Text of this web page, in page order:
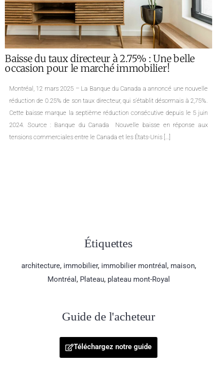
Analyse du marché immobilier montréalais
pour Janvier 2025 : Statistiques et Tendances
par Quartier
Notre équipe de courtiers immobiliers à Montréal vous présente les
dernières données statistiques de l’APCIQ et Centris pour l’Île de Montréal
ainsi que pour plusieurs de ses quartiers, couvrant le mois de janvier
2025. Portrait global de l’immobilier sur l’île de Montréal Le marché
Étiquettes
architecture, immobilier, immobilier montréal , maison,
Montréal , Plateau, plateau mont-Royal
Guide de l'acheteur
Téléchargez notre guide